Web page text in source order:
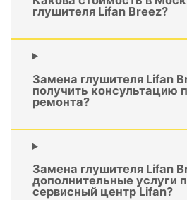
глушителя Lifan Breez?
Замена глушителя Lifan
получить консультацию
ремонта?
Замена глушителя Lifan
дополнительные услуги
сервисный центр Lifan?